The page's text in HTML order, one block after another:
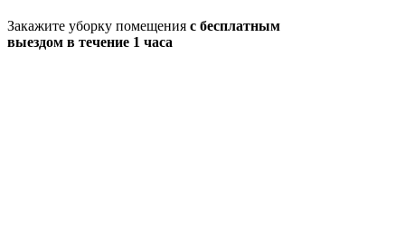
Закажите уборку помещения с бесплатным
выездом в течение 1 часа